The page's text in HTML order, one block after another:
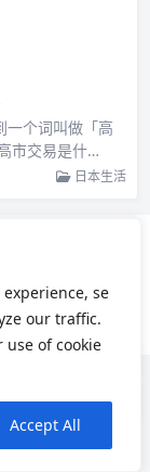
se
our traffic.
use of cookie
Accept All
一个词叫做「高
市交易是什…
日本生活